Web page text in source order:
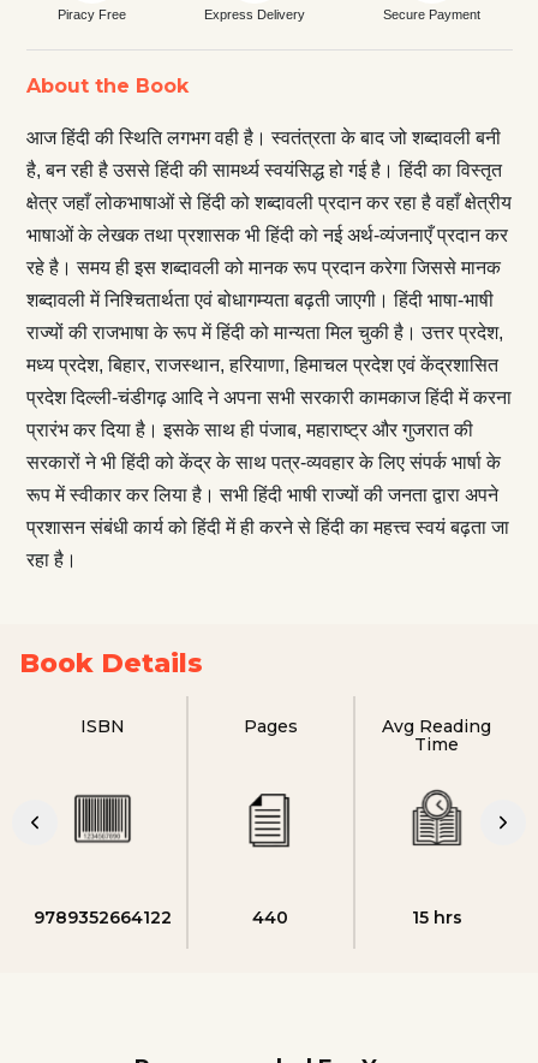
Piracy Free Express Delivery Secure Payment
About the Book
आज हिंदी की स्थिति लगभग वही है। स्वतंत्रता के बाद जो शब्दावली बनी
है, बन रही है उससे हिंदी की सामर्थ्य स्वयंसिद्ध हो गई है। हिंदी का विस्तृत
क्षेत्र जहाँ लोकभाषाओं से हिंदी को शब्दावली प्रदान कर रहा है वहाँ क्षेत्रीय
भाषाओं के लेखक तथा प्रशासक भी हिंदी को नई अर्थ-व्यंजनाएँ प्रदान कर
रहे है। समय ही इस शब्दावली को मानक रूप प्रदान करेगा जिससे मानक
शब्दावली में निश्चितार्थता एवं बोधागम्यता बढ़ती जाएगी। हिंदी भाषा-भाषी
राज्यों की राजभाषा के रूप में हिंदी को मान्यता मिल चुकी है। उत्तर प्रदेश,
मध्य प्रदेश, बिहार, राजस्थान, हरियाणा, हिमाचल प्रदेश एवं केंद्रशासित
प्रदेश दिल्ली-चंडीगढ़ आदि ने अपना सभी सरकारी कामकाज हिंदी में करना
प्रारंभ कर दिया है। इसके साथ ही पंजाब, महाराष्ट्र और गुजरात की
सरकारों ने भी हिंदी को केंद्र के साथ पत्र-व्यवहार के लिए संपर्क भार्षा के
रूप में स्वीकार कर लिया है। सभी हिंदी भाषी राज्यों की जनता द्वारा अपने
प्रशासन संबंधी कार्य को हिंदी में ही करने से हिंदी का महत्त्व स्वयं बढ़ता जा
रहा है।
Book Details
ISBN
9789352664122
Pages
440
Avg Reading
Time
15 hrs